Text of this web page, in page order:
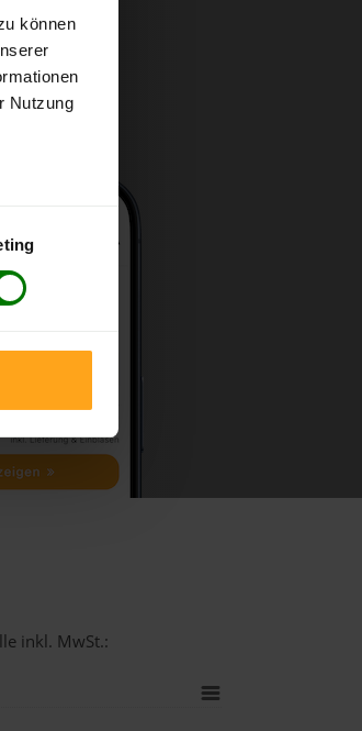
können
Nutzung
inkl. MwSt.: